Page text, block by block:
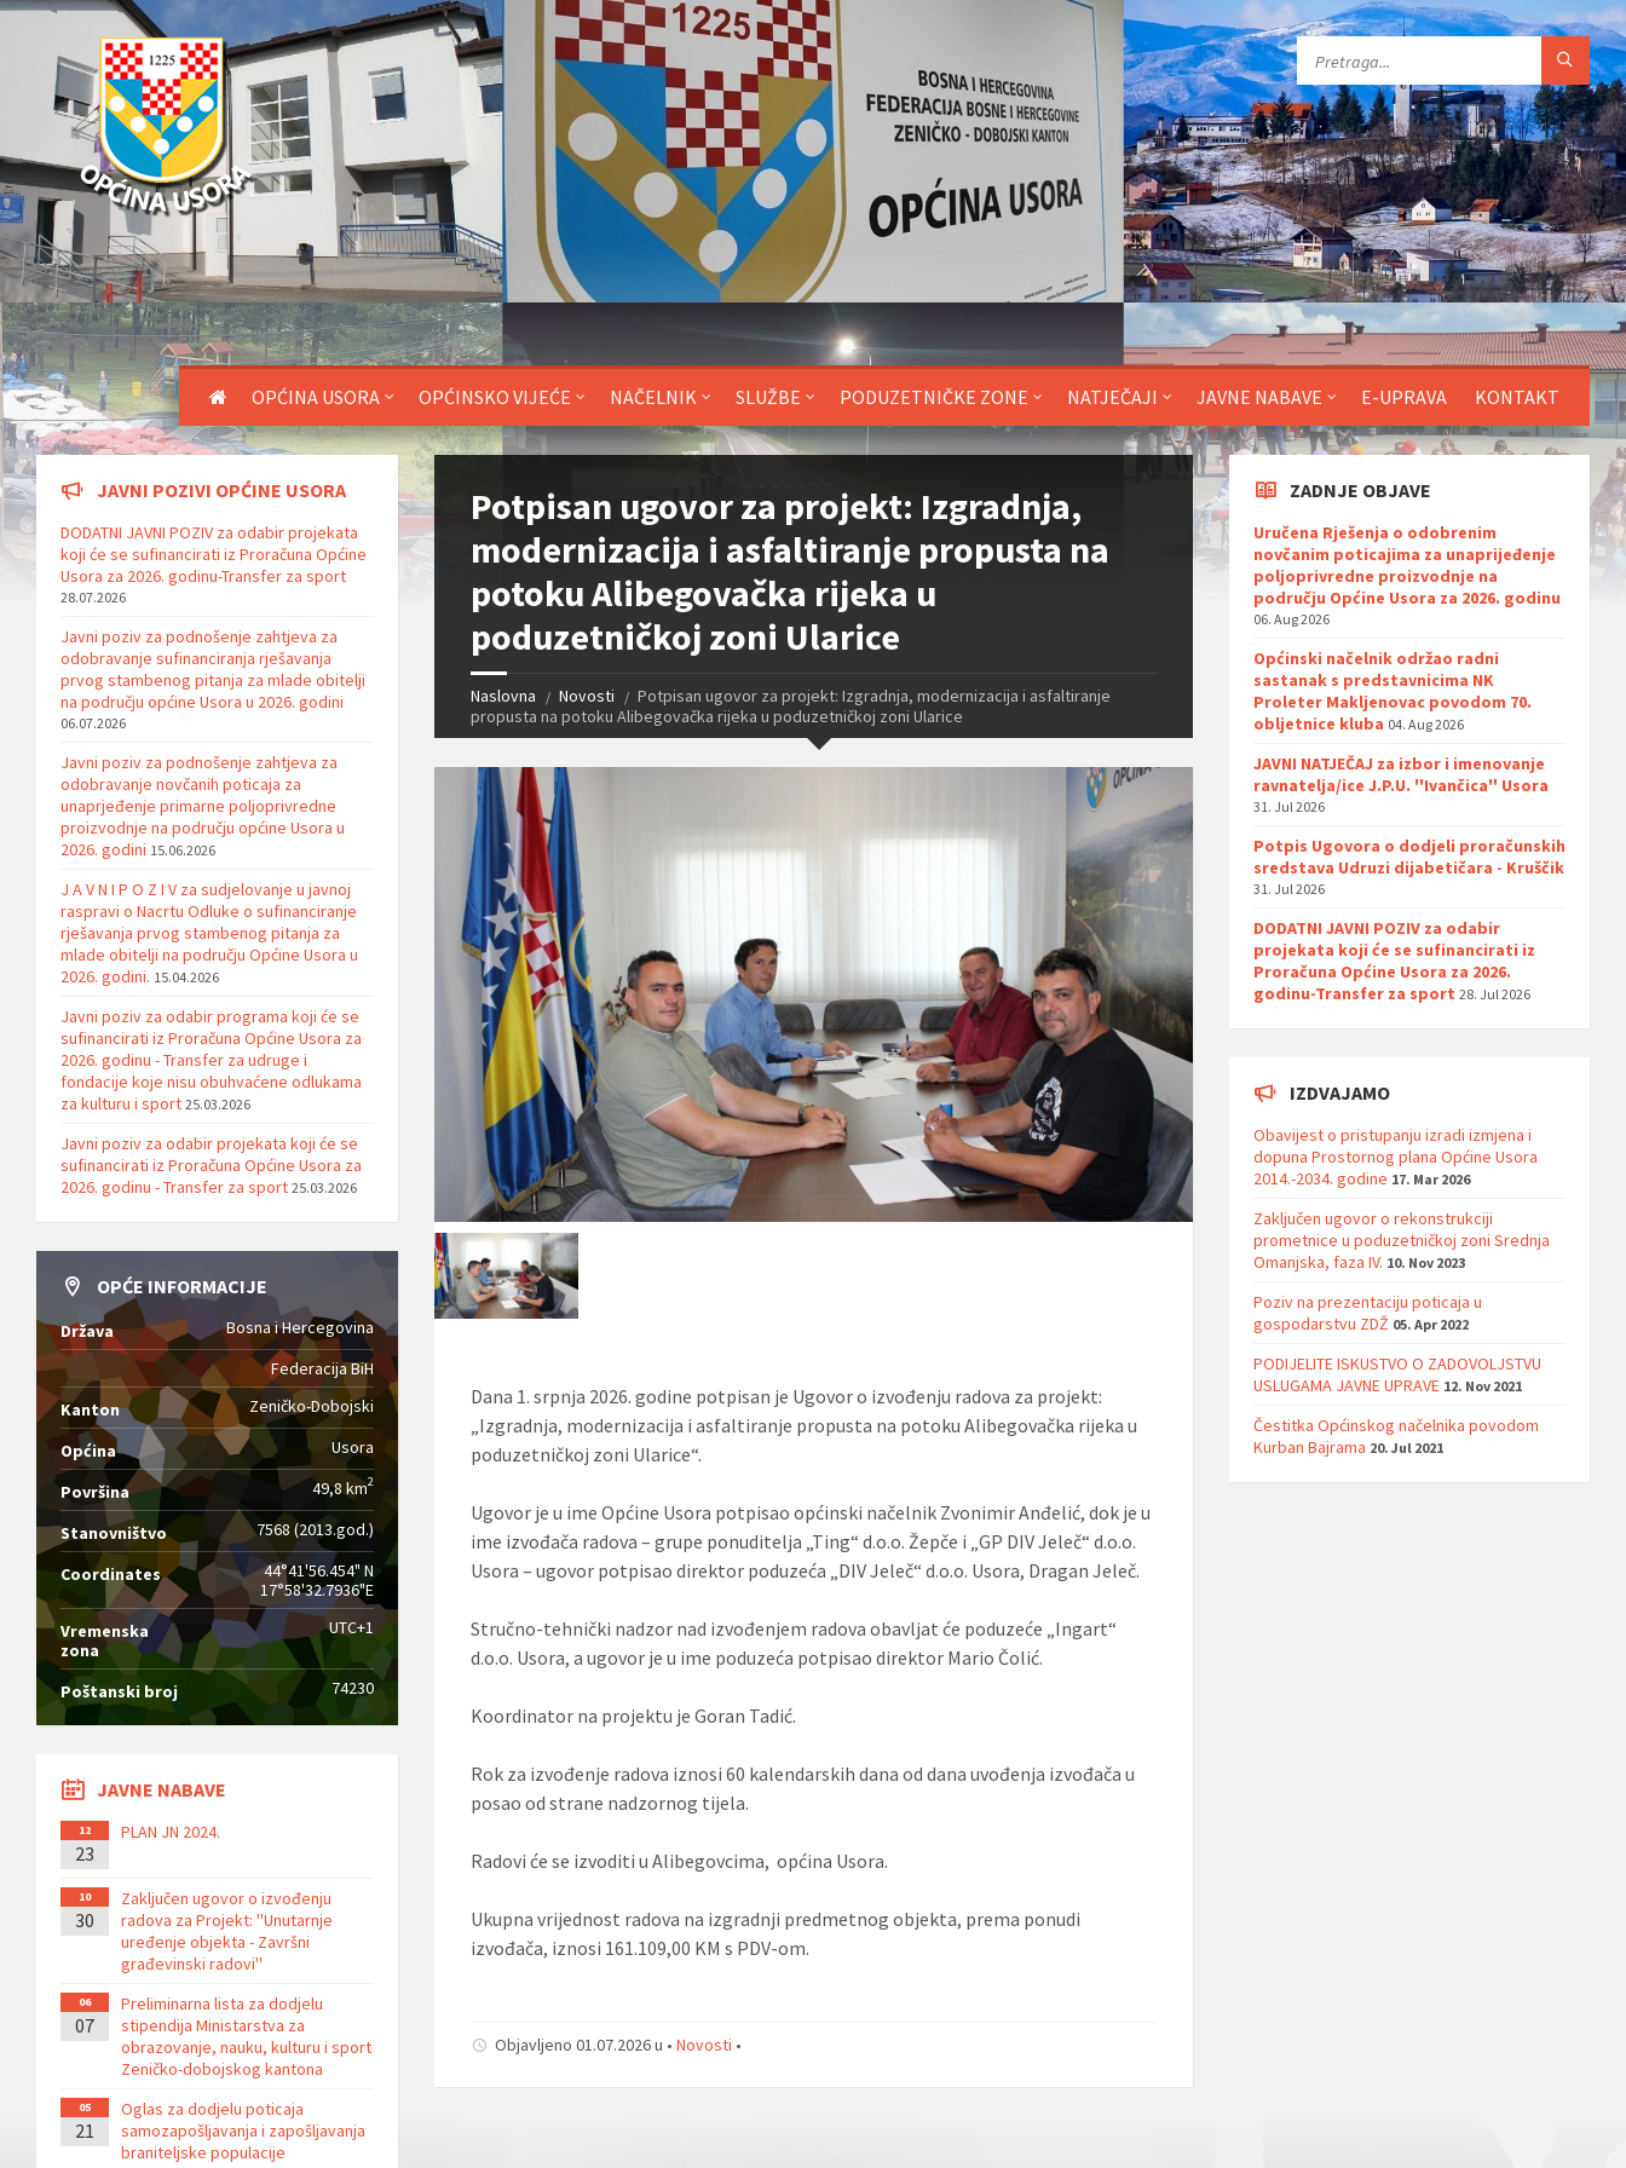
OPĆINA USORA OPĆINSKO VIJEĆE NAČELNIK SLUŽBE PODUZETNIČKE ZONE NATJEČAJI JAVNE NABAVE E-UPRAVA KONTAKT
Potpisan ugovor za projekt: Izgradnja,
modernizacija i asfaltiranje propusta na
potoku Alibegovačka rijeka u
poduzetničkoj zoni Ularice
Naslovna Novosti
Potpisan ugovor za projekt: Izgradnja, modernizacija i asfaltiranje
propusta na potoku Alibegovačka rijeka u poduzetničkoj zoni Ularice
Dana 1. srpnja 2026. godine potpisan je Ugovor o izvođenju radova za projekt:
„Izgradnja, modernizacija i asfaltiranje propusta na potoku Alibegovačka rijeka u
poduzetničkoj zoni Ularice“.
Ugovor je u ime Općine Usora potpisao općinski načelnik Zvonimir Anđelić, dok je u
ime izvođača radova – grupe ponuditelja „Ting“ d.o.o. Žepče i „GP DIV Jeleč“ d.o.o.
Usora – ugovor potpisao direktor poduzeća „DIV Jeleč“ d.o.o. Usora, Dragan Jeleč.
Stručno-tehnički nadzor nad izvođenjem radova obavljat će poduzeće „Ingart“
d.o.o. Usora, a ugovor je u ime poduzeća potpisao direktor Mario Čolić.
Koordinator na projektu je Goran Tadić.
Rok za izvođenje radova iznosi 60 kalendarskih dana od dana uvođenja izvođača u
posao od strane nadzornog tijela.
Radovi će se izvoditi u Alibegovcima, općina Usora.
Ukupna vrijednost radova na izgradnji predmetnog objekta, prema ponudi
izvođača, iznosi 161.109,00 KM s PDV-om.
Objavljeno 01.07.2026 u • Novosti •
JAVNI POZIVI OPĆINE USORA
DODATNI JAVNI POZIV za odabir projekata
koji će se sufinancirati iz Proračuna Općine
Usora za 2026. godinu-Transfer za sport
28.07.2026
Javni poziv za podnošenje zahtjeva za
odobravanje sufinanciranja rješavanja
prvog stambenog pitanja za mlade obitelji
na području općine Usora u 2026. godini
06.07.2026
Javni poziv za podnošenje zahtjeva za
odobravanje novčanih poticaja za
unaprjeđenje primarne poljoprivredne
proizvodnje na području općine Usora u
2026. godini 15.06.2026
J A V N I P O Z I V za sudjelovanje u javnoj
raspravi o Nacrtu Odluke o sufinanciranje
rješavanja prvog stambenog pitanja za
mlade obitelji na području Općine Usora u
2026. godini. 15.04.2026
Javni poziv za odabir programa koji će se
sufinancirati iz Proračuna Općine Usora za
2026. godinu - Transfer za udruge i
fondacije koje nisu obuhvaćene odlukama
za kulturu i sport 25.03.2026
Javni poziv za odabir projekata koji će se
sufinancirati iz Proračuna Općine Usora za
2026. godinu - Transfer za sport 25.03.2026
OPĆE INFORMACIJE
Država
Bosna i Hercegovina
Federacija BiH
Kanton
Zeničko-Dobojski
Općina Usora
Površina 49,8 km2
Stanovništvo 7568 (2013.god.)
Coordinates
44°41'56.454" N
17°58'32.7936"E
Vremenska
zona
UTC+1
Poštanski broj 74230
JAVNE NABAVE
12
23
PLAN JN 2024.
10
30
Zaključen ugovor o izvođenju
radova za Projekt: ''Unutarnje
uređenje objekta - Završni
građevinski radovi''
06
07
Preliminarna lista za dodjelu
stipendija Ministarstva za
obrazovanje, nauku, kulturu i sport
Zeničko-dobojskog kantona
05
21
Oglas za dodjelu poticaja
samozapošljavanja i zapošljavanja
braniteljske populacije
ZADNJE OBJAVE
Uručena Rješenja o odobrenim
novčanim poticajima za unaprijeđenje
poljoprivredne proizvodnje na
području Općine Usora za 2026. godinu
06. Aug 2026
Općinski načelnik održao radni
sastanak s predstavnicima NK
Proleter Makljenovac povodom 70.
obljetnice kluba 04. Aug 2026
JAVNI NATJEČAJ za izbor i imenovanje
ravnatelja/ice J.P.U. ''Ivančica'' Usora
31. Jul 2026
Potpis Ugovora o dodjeli proračunskih
sredstava Udruzi dijabetičara - Kruščik
31. Jul 2026
DODATNI JAVNI POZIV za odabir
projekata koji će se sufinancirati iz
Proračuna Općine Usora za 2026.
godinu-Transfer za sport 28. Jul 2026
IZDVAJAMO
Obavijest o pristupanju izradi izmjena i
dopuna Prostornog plana Općine Usora
2014.-2034. godine 17. Mar 2026
Zaključen ugovor o rekonstrukciji
prometnice u poduzetničkoj zoni Srednja
Omanjska, faza IV. 10. Nov 2023
Poziv na prezentaciju poticaja u
gospodarstvu ZDŽ 05. Apr 2022
PODIJELITE ISKUSTVO O ZADOVOLJSTVU
USLUGAMA JAVNE UPRAVE 12. Nov 2021
Čestitka Općinskog načelnika povodom
Kurban Bajrama 20. Jul 2021